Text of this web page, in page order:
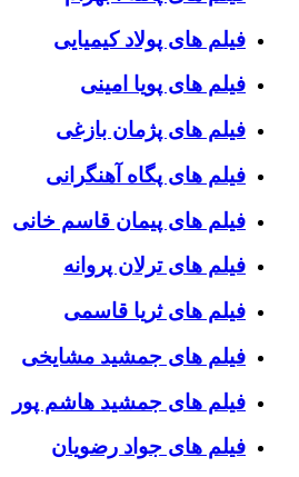
فیلم های پولاد کیمیایی
فیلم های پویا امینی
فیلم های پژمان بازغی
فیلم های پگاه آهنگرانی
فیلم های پیمان قاسم خانی
فیلم های ترلان پروانه
فیلم های ثریا قاسمی
فیلم های جمشید مشایخی
فیلم های جمشید هاشم پور
فیلم های جواد رضویان